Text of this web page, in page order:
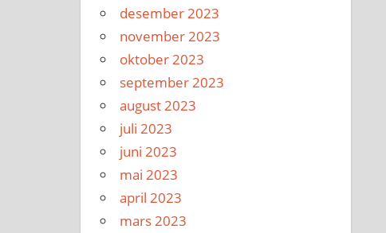
desember 2023
november 2023
oktober 2023
september 2023
august 2023
juli 2023
juni 2023
mai 2023
april 2023
mars 2023